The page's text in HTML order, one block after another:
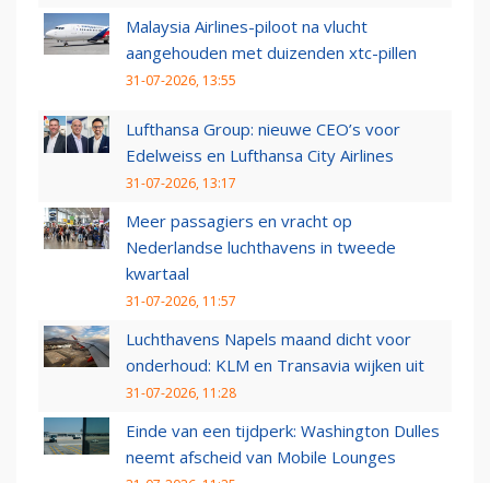
Malaysia Airlines-piloot na vlucht
aangehouden met duizenden xtc-pillen
31-07-2026, 13:55
Lufthansa Group: nieuwe CEO’s voor
Edelweiss en Lufthansa City Airlines
31-07-2026, 13:17
Meer passagiers en vracht op
Nederlandse luchthavens in tweede
kwartaal
31-07-2026, 11:57
Luchthavens Napels maand dicht voor
onderhoud: KLM en Transavia wijken uit
31-07-2026, 11:28
Einde van een tijdperk: Washington Dulles
neemt afscheid van Mobile Lounges